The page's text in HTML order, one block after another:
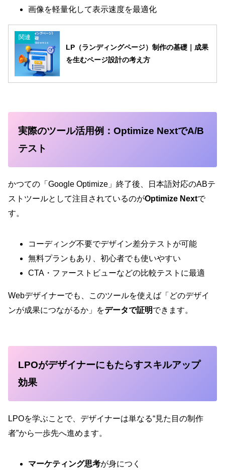
画像を軽量化して表示速度を最適化
関連
LP（ランディングページ）制作の基礎｜成果
を生むページ設計の考え方
実際のツール活用例：Optimize NextでA/B
テスト
かつての「Google Optimize」終了後、日本語対応のABテ
ストツールとして注目されているのがOptimize Nextで
す。
コーディング不要でデザイン差分テストが可能
無料プランもあり、初心者でも使いやすい
CTA・ファーストビューなどの比較テストに最適
Webデザイナーでも、このツールを使えば「どのデザイ
ンが成果につながるか」をデータで証明できます。
LPOがデザイナーにもたらすスキルアップ
効果
LPOを学ぶことで、デザイナーは単なる“見た目の制作
者”から一歩先へ進めます。
マーケティング思考が身につく